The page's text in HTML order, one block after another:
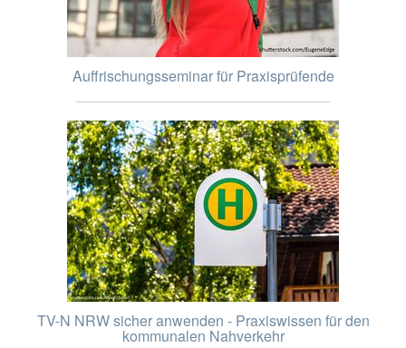
Auffrischungsseminar für Praxisprüfende
TV-N NRW sicher anwenden - Praxiswissen für den
kommunalen Nahverkehr